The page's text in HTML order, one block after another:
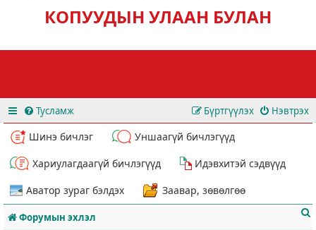
КОПУУДЫН УЛААН БУЛАН
Тусламж Нэвтрэх
Бүртгүүлэх
Шинэ бичлэг
Уншаагүй бичлэгүүд
Хариулагдаагүй бичлэгүүд
Идэвхитэй сэдвүүд
Аватор зураг бэлдэх
Заавар, зөвөлгөө
Форумын эхлэл